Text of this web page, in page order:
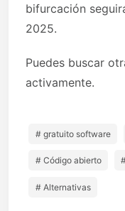
bifurcación
2025.
Puedes buscar
activamente.
# gratuito software
# Código abierto
# Alternativas